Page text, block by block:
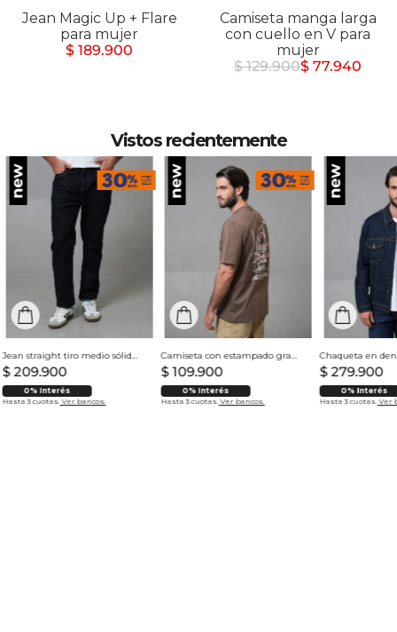
Jean Magic Up + Flare
para mujer
$ 189.900
Camiseta manga larga
con cuello en V para
mujer
$ 129.900$ 77.940
Vistos recientemente
Jean straight tiro medio sólido para hombre
$ 209.900
0% Interés
Hasta 3 cuotas. Ver bancos.
Camiseta con estampado grande en espalda para hombre
$ 109.900
0% Interés
Hasta 3 cuotas. Ver bancos.
$ 279.900
0% Interés
Hasta 3 cuotas. Ver